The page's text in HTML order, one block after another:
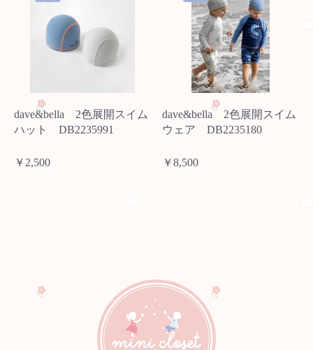
dave&bella 2色展開スイム
ハット DB2235991
￥2,500
dave&bella 2色展開スイム
ウェア DB2235180
￥8,500